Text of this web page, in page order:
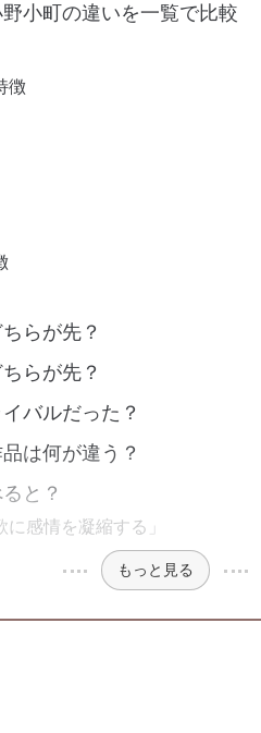
小町の違いを一覧で比較
徴
らが先？
らが先？
バルだった？
は何が違う？
と？
感情を凝縮する」
もっと見る